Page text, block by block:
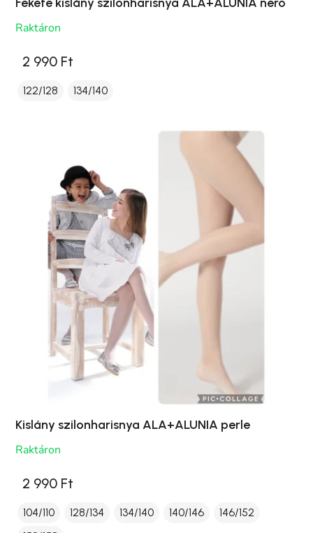
Raktáron
2 990 Ft
122/128 134/140
Kislány szilonharisnya ALA+ALUNIA perle
Raktáron
2 990 Ft
104/110 128/134 134/140 140/146
146/152